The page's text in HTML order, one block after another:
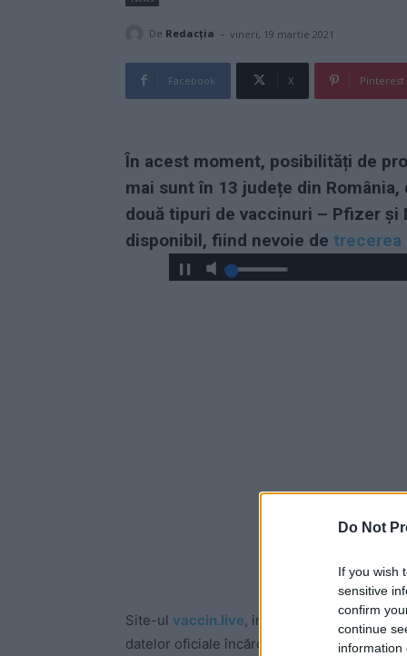
Do Not
If you wish
sensitive
confirm
continue
information
De Redacţia - vineri, 19 martie 2021
Facebook X Pinterest
În acest moment, posibilități de
mai sunt în 13 județe din
două tipuri de vaccinuri – Pfizer
disponibil, fiind nevoie de trecerea
Site-ul vaccin.live, inițiativă privată
datelor oficiale încărcate de autorități pe